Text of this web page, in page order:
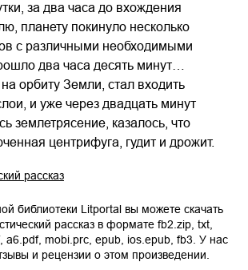
за два часа до вхождения
планету покинуло несколько
с различными необходимыми
два часа десять минут…
орбиту Земли, стал входить
и уже через двадцать минут
землетрясение, казалось, что
центрифуга, гудит и дрожит.
рассказ
библиотеки Litportal вы можете скачать
рассказ в формате fb2.zip, txt,
, a6.pdf, mobi.prc, epub, ios.epub, fb3. У нас
и рецензии о этом произведении.